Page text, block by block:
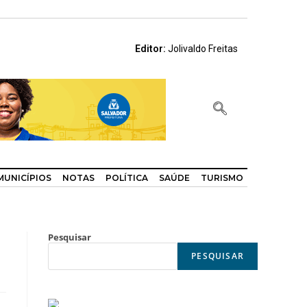
Editor:Jolivaldo Freitas
NOTAS POLÍTICA SAÚDE TURISMO
Pesquisar
PESQUISAR